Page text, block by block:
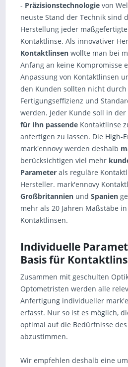
- Präzisionstechnologie von
neuste Stand der Technik sind
Herstellung jeder
Kontaktlinse. Als innovativer
Kontaktlinsen wollte man bei
Anfang an keine Kompromisse
Anpassung von Kontaktlinsen
den Kunden sollten nicht durch
Fertigungseffizienz und
werden. Jeder Kunde soll in der
für Ihn passende Kontaktlinse
anfertigen zu lassen. Die High-
mark'ennovy werden deshalb
berücksichtigen viel mehr
Parameter als reguläre
Hersteller. mark'ennovy
Großbritannien und Spanien
mehr als 20 Jahren Maßstäbe
Kontaktlinsen.
Individuelle
Basis für
Zusammen mit geschulten
Optometristen werden alle
Anfertigung individueller
erfasst. Nur so ist es möglich,
optimal auf die Bedürfnisse
abzustimmen.
Wir empfehlen deshalb eine